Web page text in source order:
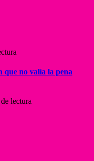
que no valía la pena
lectura